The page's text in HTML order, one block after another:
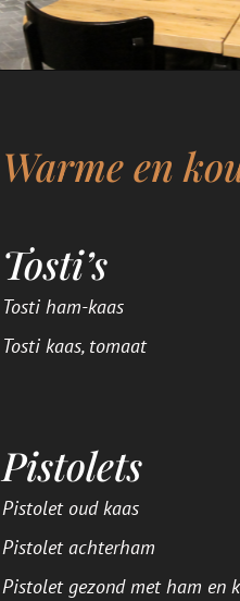
Warme en
Tosti’s
Tosti ham-kaas
Tosti kaas, tomaat
Pistolets
Pistolet oud kaas
Pistolet achterham
Pistolet gezond met ham en